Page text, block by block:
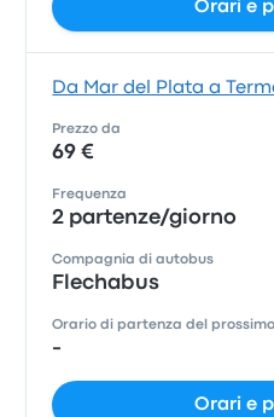
Orari e
Da Mar del Plata a
Prezzo da
69 €
Frequenza
2 partenze/giorno
Compagnia di autobus
Flechabus
Orario di partenza del
-
Orari e